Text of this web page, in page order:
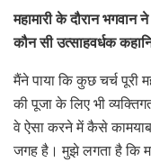
महामारी के दौरान
कौन सी उत्साहवर्धक
मैंने पाया कि कुछ चर्च पूरी
की पूजा के लिए भी
वे ऐसा करने में कैसे
जगह है। मुझे लगता है कि